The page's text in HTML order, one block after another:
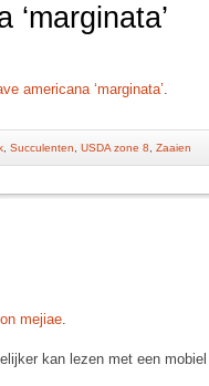
americana ‘marginata’.
Succulenten USDA zone 8 Zaaien
mejiae.
kan lezen met een